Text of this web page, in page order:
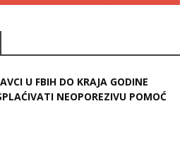
U FBIH DO KRAJA GODINE
NEOPOREZIVU POMOĆ